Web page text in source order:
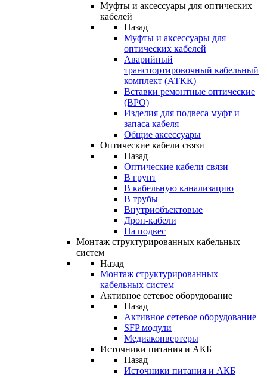
Муфты и аксессуары для оптических
кабелей
Назад
Муфты и аксессуары для
оптических кабелей
Аварийный
транспортировочный кабельный
комплект (АТКК)
Вставки ремонтные оптические
(ВРО)
Изделия для подвеса муфт и
запаса кабеля
Общие аксессуары
Оптические кабели связи
Назад
Оптические кабели связи
В грунт
В кабельную канализацию
В трубы
Внутриобъектовые
Дроп-кабели
На подвес
Монтаж структурированных кабельных
систем
Назад
Монтаж структурированных
кабельных систем
Активное сетевое оборудование
Назад
Активное сетевое оборудование
SFP модули
Медиаконвертеры
Источники питания и АКБ
Назад
Источники питания и АКБ